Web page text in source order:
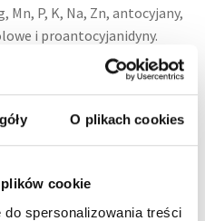
O plikach cookies
cookie
spersonalizowania treści
Mn, P, K, Na, Zn, antocyjany,
i proantocyjanidyny.
raz dziennie lub w
do pyska lub po
należy stosować